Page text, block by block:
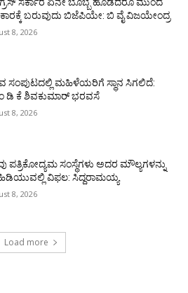
ಬರುವುದು ಬಿಜೆಪಿಯೇ: ಬಿ ವೈ ವಿಜಯೇಂದ್ರ
8, 2026
ಸಂಪುಟದಲ್ಲಿ ಮಹಿಳೆಯರಿಗೆ ಸ್ಥಾನ ಸಿಗಲಿದೆ:
ಡಿ ಕೆ ಶಿವಕುಮಾರ್ ಭರವಸೆ
8, 2026
ಪತ್ರಿಕೋದ್ಯಮ ಸಂಸ್ಥೆಗಳು ಅದರ ಮೌಲ್ಯಗಳನ್ನು
ವಿಫಲ: ಸಿದ್ದರಾಮಯ್ಯ
8, 2026
Load more